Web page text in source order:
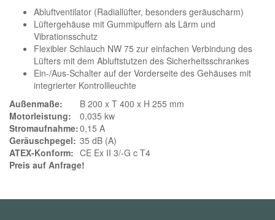
Abluftventilator (Radiallüfter, besonders geräuscharm)
Lüftergehäuse mit Gummipuffern als Lärm und
Vibrationsschutz
Flexibler Schlauch NW 75 zur einfachen Verbindung des
Lüfters mit dem Abluftstutzen des Sicherheitsschrankes
Ein-/Aus-Schalter auf der Vorderseite des Gehäuses mit
integrierter Kontrollleuchte
Außenmaße:
B 200 x T 400 x H 255 mm
Motorleistung:
0,035 kw
Stromaufnahme:0,15 A
Geräuschpegel: 35 dB (A)
ATEX-Konform: CE Ex II 3/-G c T4
Preis auf Anfrage!